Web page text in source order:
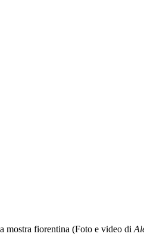
mostra fiorentina (Foto e video di